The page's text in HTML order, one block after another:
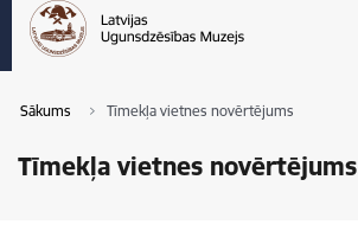
Sākums Tīmekļa vietnes novērtējums
Tīmekļa vietnes novērtējums